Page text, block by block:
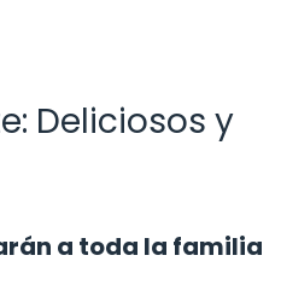
Deliciosos y
a toda la familia